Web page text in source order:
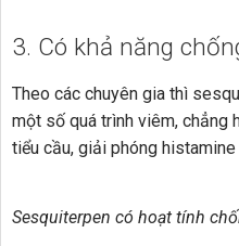
3. Có khả năng
Theo các chuyên gia thì
một số quá trình viêm, chẳng
tiểu cầu, giải phóng
Sesquiterpen có hoạt tính